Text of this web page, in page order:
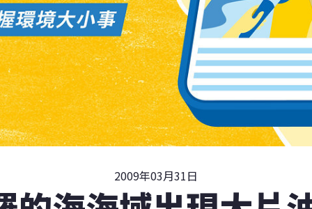
2009年03月31日